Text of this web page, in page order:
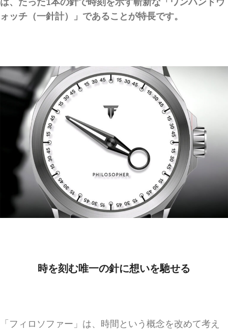
ォッチ（一針計）」であることが特長です。
時を刻む唯一の針に想いを馳せる
「フィロソファー」は、時間という概念を改めて考え